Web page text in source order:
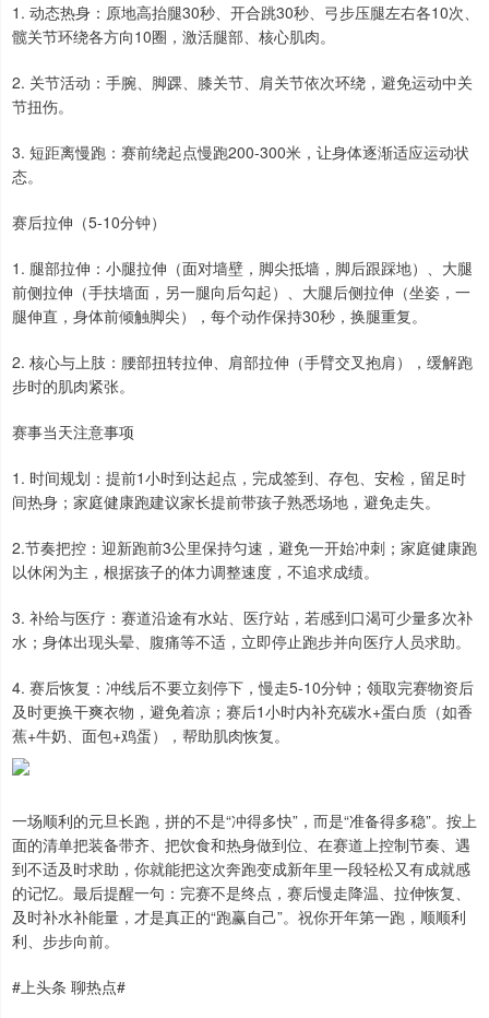
1. 动态热身：原地高抬腿30秒、开合跳30秒、弓步压腿左右各10次、
髋关节环绕各方向10圈，激活腿部、核心肌肉。
2. 关节活动：手腕、脚踝、膝关节、肩关节依次环绕，避免运动中关
节扭伤。
3. 短距离慢跑：赛前绕起点慢跑200-300米，让身体逐渐适应运动状
态。
赛后拉伸（5-10分钟）
1. 腿部拉伸：小腿拉伸（面对墙壁，脚尖抵墙，脚后跟踩地）、大腿
前侧拉伸（手扶墙面，另一腿向后勾起）、大腿后侧拉伸（坐姿，一
腿伸直，身体前倾触脚尖），每个动作保持30秒，换腿重复。
2. 核心与上肢：腰部扭转拉伸、肩部拉伸（手臂交叉抱肩），缓解跑
步时的肌肉紧张。
赛事当天注意事项
1. 时间规划：提前1小时到达起点，完成签到、存包、安检，留足时
间热身；家庭健康跑建议家长提前带孩子熟悉场地，避免走失。
2.节奏把控：迎新跑前3公里保持匀速，避免一开始冲刺；家庭健康跑
以休闲为主，根据孩子的体力调整速度，不追求成绩。
3. 补给与医疗：赛道沿途有水站、医疗站，若感到口渴可少量多次补
水；身体出现头晕、腹痛等不适，立即停止跑步并向医疗人员求助。
4. 赛后恢复：冲线后不要立刻停下，慢走5-10分钟；领取完赛物资后
及时更换干爽衣物，避免着凉；赛后1小时内补充碳水+蛋白质（如香
蕉+牛奶、面包+鸡蛋），帮助肌肉恢复。
一场顺利的元旦长跑，拼的不是“冲得多快”，而是“准备得多稳”。按上
面的清单把装备带齐、把饮食和热身做到位、在赛道上控制节奏、遇
到不适及时求助，你就能把这次奔跑变成新年里一段轻松又有成就感
的记忆。最后提醒一句：完赛不是终点，赛后慢走降温、拉伸恢复、
及时补水补能量，才是真正的“跑赢自己”。祝你开年第一跑，顺顺利
利、步步向前。
#上头条 聊热点#​